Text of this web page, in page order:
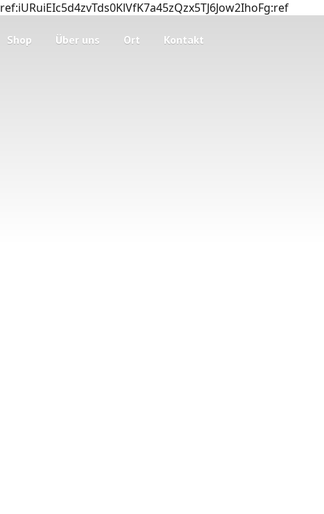
ref:iURuiEIc5d4zvTds0KlVfK7a45zQzx5TJ6Jow2IhoFg:ref
Shop Über uns Ort Kontakt